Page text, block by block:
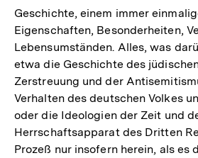
Geschichte, einem immer
Eigenschaften, Besonderheiten,
Lebensumständen. Alles, was
etwa die Geschichte des
Zerstreuung und der
Verhalten des deutschen Volkes
oder die Ideologien der Zeit und
Herrschaftsapparat des Dritten
Prozeß nur insofern herein, als es